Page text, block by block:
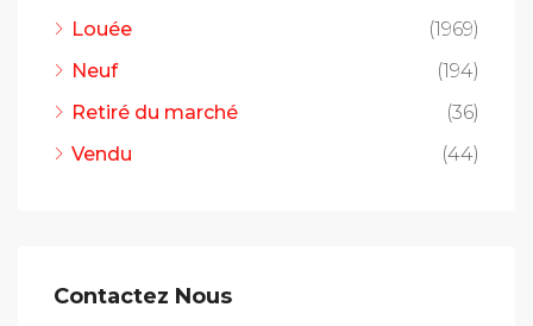
Louée
(1969)
Neuf
(194)
Retiré du marché
(36)
Vendu
(44)
Contactez Nous